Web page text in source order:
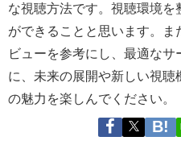
な視聴方法です。視聴環境
ができることと思います。ま
ビューを参考にし、最適な
に、未来の展開や新しい視
の魅力を楽しんでください。